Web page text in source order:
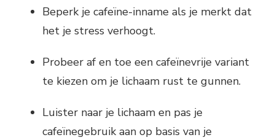
Beperk je cafeïne-inname als je merkt dat
het je stress verhoogt.
Probeer af en toe een cafeïnevrije variant
te kiezen om je lichaam rust te gunnen.
Luister naar je lichaam en pas je
cafeïnegebruik aan op basis van je